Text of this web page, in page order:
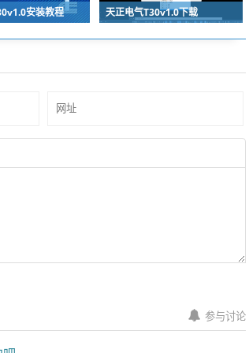
安装教程 天正电气T30v1.0下载
参与讨论